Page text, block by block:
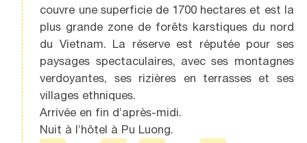
couvre une superficie de 1700 hectares et est la
plus grande zone de forêts karstiques du nord
du Vietnam. La réserve est réputée pour ses
paysages spectaculaires, avec ses montagnes
verdoyantes, ses rizières en terrasses et ses
villages ethniques.
Arrivée en fin d’après-midi.
Nuit à l’hôtel à Pu Luong.